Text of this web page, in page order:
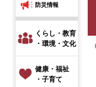
防災情報
くらし・教育
・環境・文化
健康・福祉
・子育て